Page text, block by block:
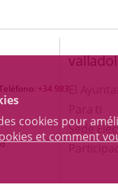
cookies pour
et comment
+34 983
Sede